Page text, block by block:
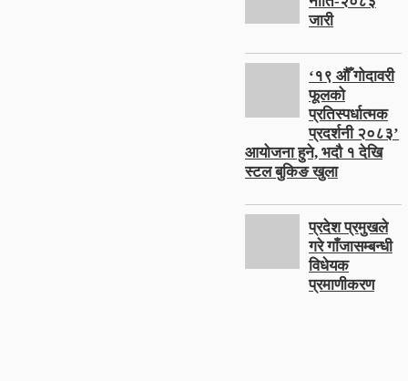
जारी
‘१९ औँ गोदावरी
फूलको
प्रतिस्पर्धात्मक
प्रदर्शनी २०८३’
आयोजना हुने, भदौ १ देखि
स्टल बुकिङ खुला
प्रदेश प्रमुखले
गरे गाँजासम्बन्धी
विधेयक
प्रमाणीकरण